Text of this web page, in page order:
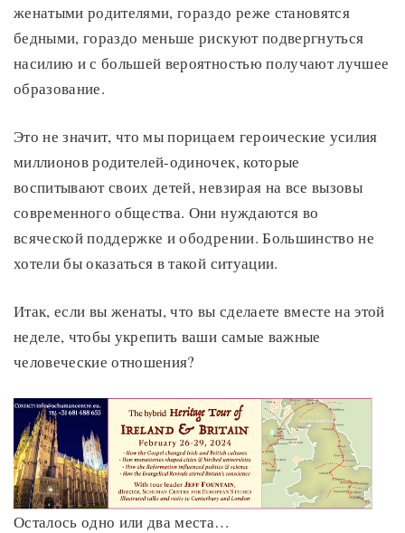
женатыми родителями, гораздо реже становятся
бедными, гораздо меньше рискуют подвергнуться
насилию и с большей вероятностью получают лучшее
образование.
Это не значит, что мы порицаем героические усилия
миллионов родителей-одиночек, которые
воспитывают своих детей, невзирая на все вызовы
современного общества. Они нуждаются во
всяческой поддержке и ободрении. Большинство не
хотели бы оказаться в такой ситуации.
Итак, если вы женаты, что вы сделаете вместе на этой
неделе, чтобы укрепить ваши самые важные
человеческие отношения?
Осталось одно или два места…